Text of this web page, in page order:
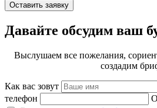
Оставить заявку
Давайте обсудим ваш
Выслушаем все пожелания,
создадим
Как вас зовут
телефон